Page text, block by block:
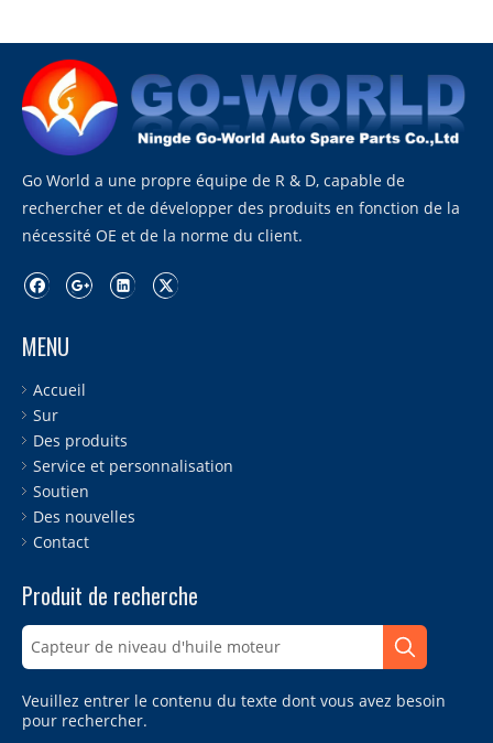
Go World a une propre équipe de R & D, capable de
rechercher et de développer des produits en fonction de la
nécessité OE et de la norme du client.
MENU
Accueil
Sur
Des produits
Service et personnalisation
Soutien
Des nouvelles
Contact
Produit de recherche
Veuillez entrer le contenu du texte dont vous avez besoin
pour rechercher.